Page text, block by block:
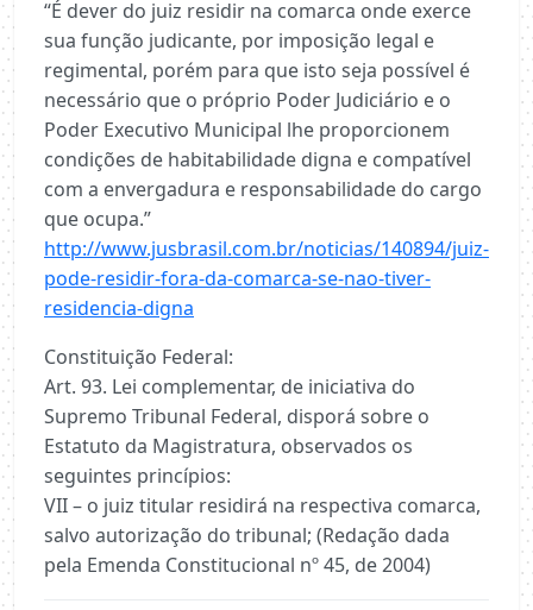
“É dever do juiz residir na comarca onde exerce
sua função judicante, por imposição legal e
regimental, porém para que isto seja possível é
necessário que o próprio Poder Judiciário e o
Poder Executivo Municipal lhe proporcionem
condições de habitabilidade digna e compatível
com a envergadura e responsabilidade do cargo
que ocupa.”
http://www.jusbrasil.com.br/noticias/140894/juiz-
pode-residir-fora-da-comarca-se-nao-tiver-
residencia-digna
Constituição Federal:
Art. 93. Lei complementar, de iniciativa do
Supremo Tribunal Federal, disporá sobre o
Estatuto da Magistratura, observados os
seguintes princípios:
VII – o juiz titular residirá na respectiva comarca,
salvo autorização do tribunal; (Redação dada
pela Emenda Constitucional nº 45, de 2004)